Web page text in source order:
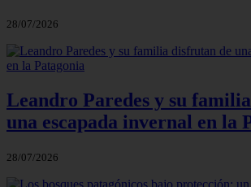
28/07/2026
Leandro Paredes y su
una escapada invernal en la
28/07/2026